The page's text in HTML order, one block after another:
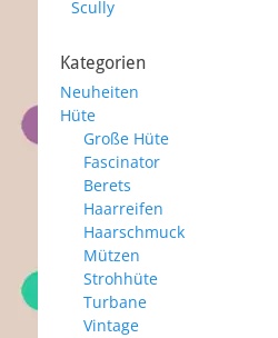
Vorheriger
Scully
Kategorien
Neuheiten
Hüte
Große Hüte
Fascinator
Berets
Haarreifen
Haarschmuck
Mützen
Strohhüte
Turbane
Vintage